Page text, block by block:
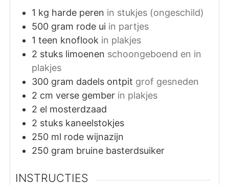
1 kg harde peren in stukjes (ongeschild)
500 gram rode ui in partjes
1 teen knoflook in plakjes
2 stuks limoenen schoongeboend en in
plakjes
300 gram dadels ontpit grof gesneden
2 cm verse gember in plakjes
2 el mosterdzaad
2 stuks kaneelstokjes
250 ml rode wijnazijn
250 gram bruine basterdsuiker
INSTRUCTIES